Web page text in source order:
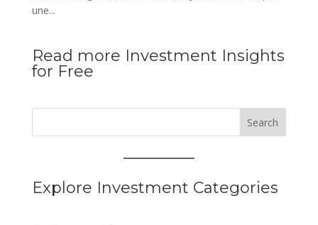
une...
Read more Investment Insights
for Free
Search
Explore Investment Categories